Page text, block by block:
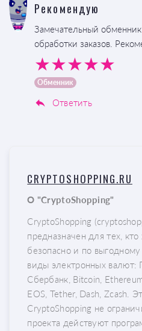
Рекомендую
Замечательный
обработки заказов.
Обменник
Ответить
CRYPTOSHOPPING.RU
О "CryptoShopping"
CryptoShopping
предназначен для тех, кто
безопасно и по
виды электронных валют:
Сбербанк, Bitcoin,
EOS, Tether, Dash, Zcash.
CryptoShopping не
проекта действуют